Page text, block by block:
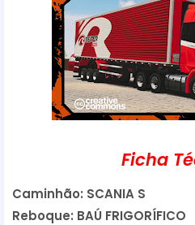
Ficha
Caminhão: SCANIA S
Reboque: BAÚ FRIGORÍFICO